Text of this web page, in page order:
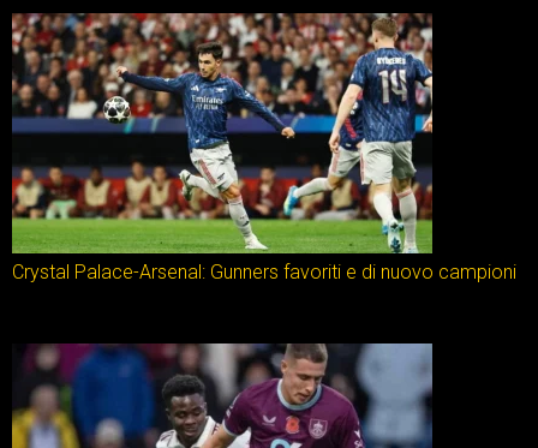
Crystal Palace-Arsenal: Gunners favoriti e di nuovo campioni